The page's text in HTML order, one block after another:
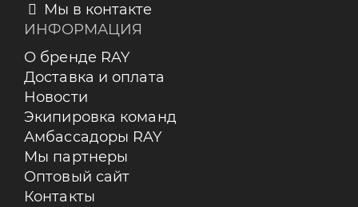
Мы в контакте
ИНФОРМАЦИЯ
О бренде RAY
Доставка и оплата
Новости
Экипировка команд
Амбассадоры RAY
Мы партнеры
Оптовый сайт
Контакты